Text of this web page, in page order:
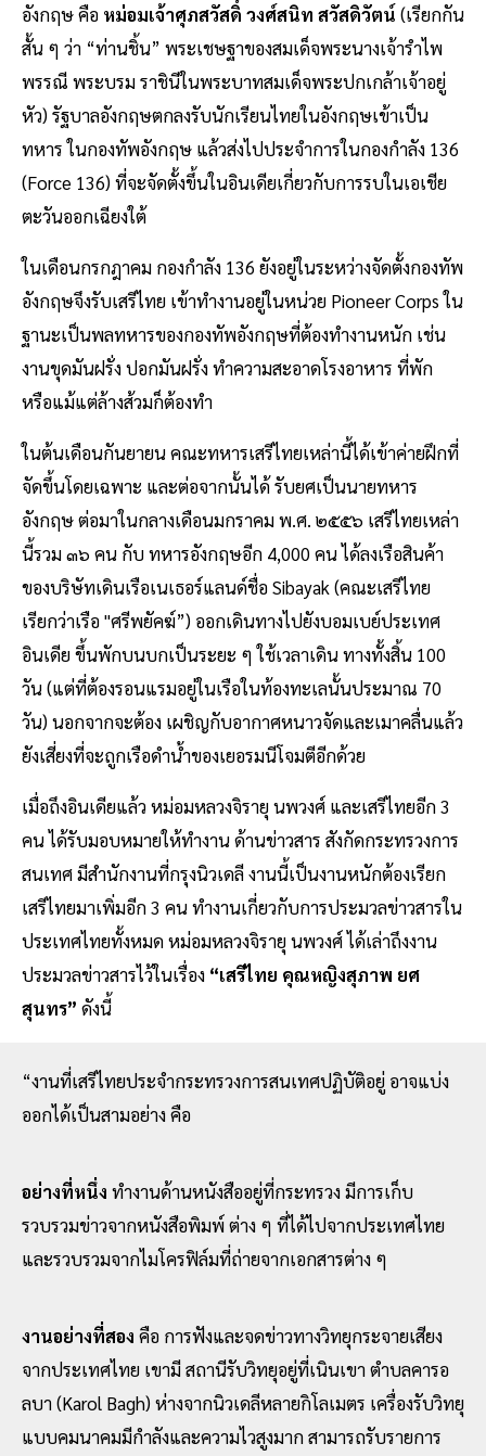
อังกฤษ คือ หม่อมเจ้าศุภสวัสดิ์ วงศ์สนิท สวัสดิวัตน์ (เรียกกัน
สั้น ๆ ว่า “ท่านชิ้น” พระเชษฐาของสมเด็จพระนางเจ้ารําไพ
พรรณี พระบรม ราชินีในพระบาทสมเด็จพระปกเกล้าเจ้าอยู่
หัว) รัฐบาลอังกฤษตกลงรับนักเรียนไทยในอังกฤษเข้าเป็น
ทหาร ในกองทัพอังกฤษ แล้วส่งไปประจําการในกองกําลัง 136
(Force 136) ที่จะจัดตั้งขึ้นในอินเดียเกี่ยวกับการรบในเอเชีย
ตะวันออกเฉียงใต้
ในเดือนกรกฎาคม กองกําลัง 136 ยังอยู่ในระหว่างจัดตั้งกองทัพ
อังกฤษจึงรับเสรีไทย เข้าทํางานอยู่ในหน่วย Pioneer Corps ใน
ฐานะเป็นพลทหารของกองทัพอังกฤษที่ต้องทํางานหนัก เช่น
งานขุดมันฝรั่ง ปอกมันฝรั่ง ทําความสะอาดโรงอาหาร ที่พัก
หรือแม้แต่ล้างส้วมก็ต้องทํา
ในต้นเดือนกันยายน คณะทหารเสรีไทยเหล่านี้ได้เข้าค่ายฝึกที่
จัดขึ้นโดยเฉพาะ และต่อจากนั้นได้ รับยศเป็นนายทหาร
อังกฤษ ต่อมาในกลางเดือนมกราคม พ.ศ. ๒๕๕๖ เสรีไทยเหล่า
นี้รวม ๓๖ คน กับ ทหารอังกฤษอีก 4,000 คน ได้ลงเรือสินค้า
ของบริษัทเดินเรือเนเธอร์แลนด์ชื่อ Sibayak (คณะเสรีไทย
เรียกว่าเรือ "ศรีพยัคฆ์”) ออกเดินทางไปยังบอมเบย์ประเทศ
อินเดีย ขึ้นพักบนบกเป็นระยะ ๆ ใช้เวลาเดิน ทางทั้งสิ้น 100
วัน (แต่ที่ต้องรอนแรมอยู่ในเรือในท้องทะเลนั้นประมาณ 70
วัน) นอกจากจะต้อง เผชิญกับอากาศหนาวจัดและเมาคลื่นแล้ว
ยังเสี่ยงที่จะถูกเรือดําน้ําของเยอรมนีโจมตีอีกด้วย
เมื่อถึงอินเดียแล้ว หม่อมหลวงจิรายุ นพวงศ์ และเสรีไทยอีก 3
คน ได้รับมอบหมายให้ทํางาน ด้านข่าวสาร สังกัดกระทรวงการ
สนเทศ มีสํานักงานที่กรุงนิวเดลี งานนี้เป็นงานหนักต้องเรียก
เสรีไทยมาเพิ่มอีก 3 คน ทํางานเกี่ยวกับการประมวลข่าวสารใน
ประเทศไทยทั้งหมด หม่อมหลวงจิรายุ นพวงศ์ ได้เล่าถึงงาน
ประมวลข่าวสารไว้ในเรื่อง “เสรีไทย คุณหญิงสุภาพ ยศ
สุนทร” ดังนี้
“งานที่เสรีไทยประจํากระทรวงการสนเทศปฏิบัติอยู่ อาจแบ่ง
ออกได้เป็นสามอย่าง คือ
อย่างที่หนึ่ง ทํางานด้านหนังสืออยู่ที่กระทรวง มีการเก็บ
รวบรวมข่าวจากหนังสือพิมพ์ ต่าง ๆ ที่ได้ไปจากประเทศไทย
และรวบรวมจากไมโครฟิล์มที่ถ่ายจากเอกสารต่าง ๆ
งานอย่างที่สอง คือ การฟังและจดข่าวทางวิทยุกระจายเสียง
จากประเทศไทย เขามี สถานีรับวิทยุอยู่ที่เนินเขา ตําบลคารอ
ลบา (Karol Bagh) ห่างจากนิวเดลีหลายกิโลเมตร เครื่องรับวิทยุ
แบบคมนาคมมีกําลังและความไวสูงมาก สามารถรับรายการ